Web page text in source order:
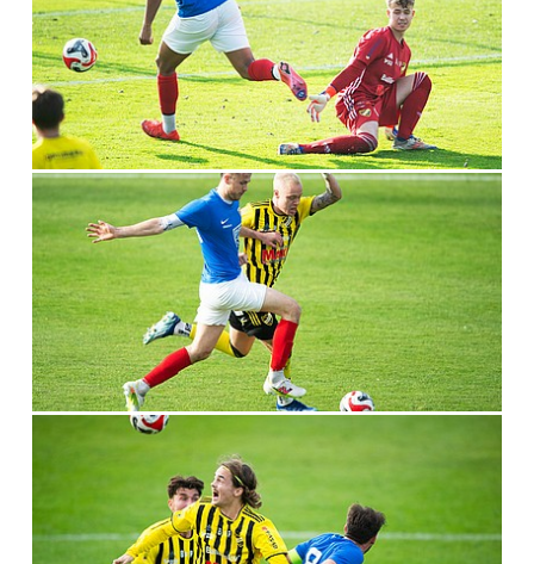
IFK GER TILLBAKA
50/50 LOTTERIET
IFK TIPSET 2026
VM-TIPSET 2026